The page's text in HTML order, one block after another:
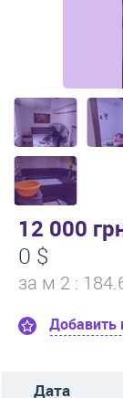
12 000
0 $
за м 2 :
Добавить
Дата